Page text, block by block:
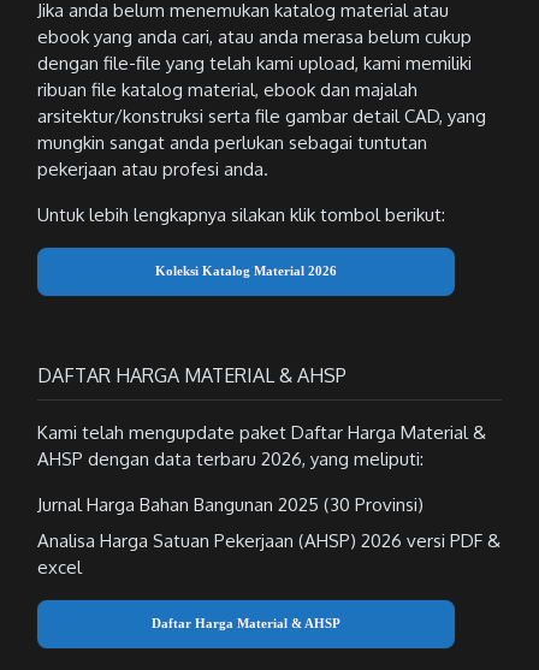
Jika anda belum menemukan katalog material atau
ebook yang anda cari, atau anda merasa belum cukup
dengan file-file yang telah kami upload, kami memiliki
ribuan file katalog material, ebook dan majalah
arsitektur/konstruksi serta file gambar detail CAD, yang
mungkin sangat anda perlukan sebagai tuntutan
pekerjaan atau profesi anda.
Untuk lebih lengkapnya silakan klik tombol berikut:
Koleksi Katalog Material 2026
DAFTAR HARGA MATERIAL & AHSP
Kami telah mengupdate paket Daftar Harga Material &
AHSP dengan data terbaru 2026, yang meliputi:
Jurnal Harga Bahan Bangunan 2025 (30 Provinsi)
Analisa Harga Satuan Pekerjaan (AHSP) 2026 versi PDF &
excel
Daftar Harga Material & AHSP